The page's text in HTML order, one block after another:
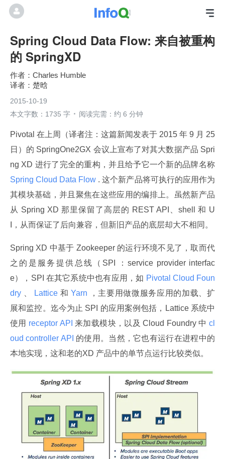
Spring Cloud Data Flow: 来自被重构
的 SpringXD
Charles Humble
楚晗
2015-10-19
本文字数：1735 字
阅读完需：约 6 分钟
Pivotal 在上周（译者注：这篇新闻发表于 2015 年 9 月 25
日）的 SpringOne2GX 会议上宣布了对其大数据产品 Spri
ng XD 进行了完全的重构，并且给予它一个新的品牌名称
Spring Cloud Data Flow . 这个新产品将可执行的应用作为
其模块基础，并且聚焦在这些应用的编排上。虽然新产品
从 Spring XD 那里保留了高层的 REST API、shell 和 U
I，从而保证了后向兼容，但新旧产品的底层却大不相同。
Spring XD 中基于 Zookeeper 的运行环境不见了，取而代
之的是服务提供总线（SPI ：service provider interfac
e），SPI 在其它系统中也有应用，如 Pivotal Cloud Foun
dry
Lattice 和 Yarn
，主要用做微服务应用的加载、扩
展和监控。迄今为止 SPI 的应用案例包括，Lattice 系统中
使用 receptor API 来加载模块，以及 Cloud Foundry 中 cl
oud controller API 的使用。当然，它也有运行在进程中的
本地实现，这和老的XD 产品中的单节点运行比较类似。